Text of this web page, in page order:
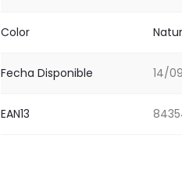
Color
Fecha Disponible 14/
EAN13